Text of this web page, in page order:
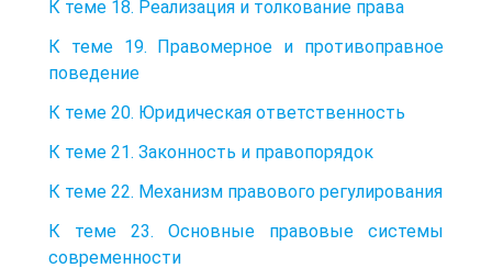
К теме 18. Реализация и толкование права
К теме 19. Правомерное и противоправное
поведение
К теме 20. Юридическая ответственность
К теме 21. Законность и правопорядок
К теме 22. Механизм правового регулирования
К теме 23. Основные правовые системы
современности